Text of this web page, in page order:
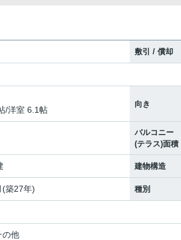
敷引 / 償却
/洋室 6.1帖
向き
バルコニー
(テラス)面積
建物構造
(築27年) 種別
の他